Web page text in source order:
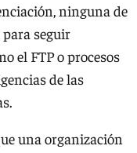
ninguna de
seguir
el FTP o procesos
de las
una organización